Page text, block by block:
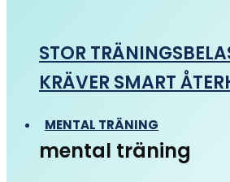
STOR
KRÄVER SMART
MENTAL TRÄNING
mental träning